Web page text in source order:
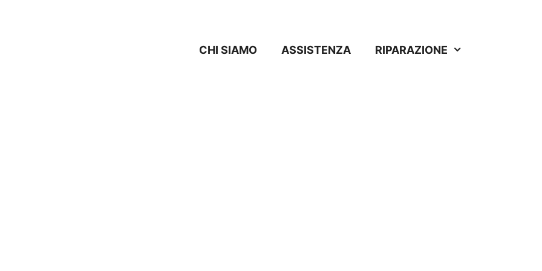
CHI SIAMO ASSISTENZA RIPARAZIONE